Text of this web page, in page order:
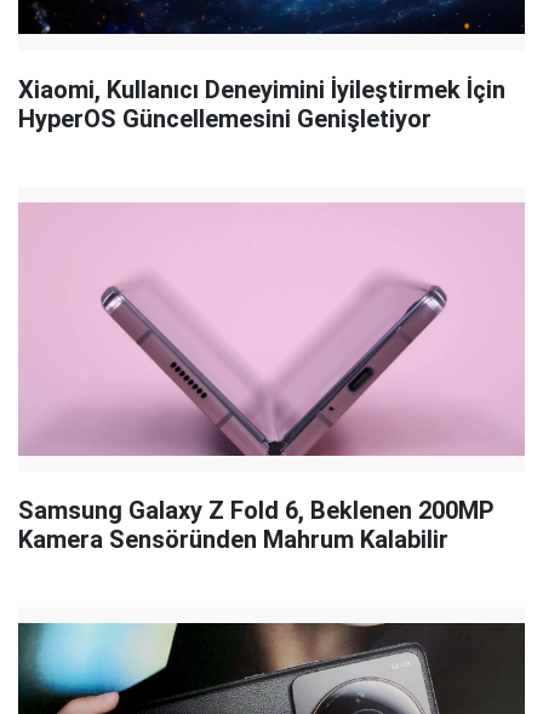
Xiaomi, Kullanıcı Deneyimini İyileştirmek İçin
HyperOS Güncellemesini Genişletiyor
Samsung Galaxy Z Fold 6, Beklenen 200MP
Kamera Sensöründen Mahrum Kalabilir